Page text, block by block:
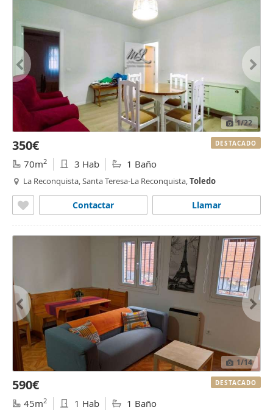
1/22
350€
70m2 3 Hab 1 Baño
La Reconquista, Santa Teresa-La Reconquista,Toledo
Llamar
Contactar
DESTACADO
1/14
590€
45m2 1 Hab 1 Baño
DESTACADO